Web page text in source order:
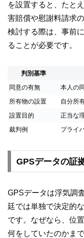
を設置すると、たと
害賠償や慰謝料請求
検討する際は、事前
ることが必要です。
判別基準
同意の有無
本人の
所有物の設置
自分所
設置目的
正当な
裁判例
プライ
GPSデータの証
GPSデータは浮気調
廷では単独で決定的
です。なぜなら、位
何をしていたのかま